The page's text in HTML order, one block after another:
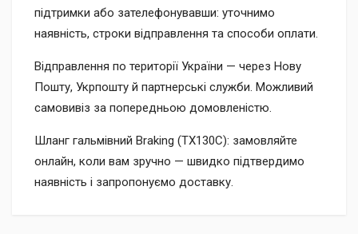
підтримки або зателефонувавши: уточнимо
наявність, строки відправлення та способи оплати.
Відправлення по території України — через Нову
Пошту, Укрпошту й партнерські служби. Можливий
самовивіз за попередньою домовленістю.
Шланг гальмівний Braking (TX130C): замовляйте
онлайн, коли вам зручно — швидко підтвердимо
наявність і запропонуємо доставку.